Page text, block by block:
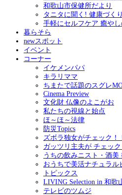
和歌山市保健所だより
タニタに聞く! 健康づくり
手軽にセルフケア 癒や
暮らそら
newスポット
イベント
コーナー
イケメンパパ
キラリママ
ちまたで話題のスグレ
Cinema Preview
文化財 仏像のよこがお
私たちの視線と始点
ほ～ほ～法律
防災Topics
ズボラ独女がチェック！
ガッツリ主夫が チェッ
うちの飲みニスト・酒美
おうちで美活ナチュラル
トピックス
LIVING Selection in 和歌
テレビのツムジ